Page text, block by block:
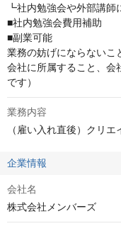
┗社内勉強会や外部講師
■社内勉強会費用補助
■副業可能
業務の妨げにならないこ
会社に所属すること、会
です）
業務内容
（雇い入れ直後）クリ
企業情報
会社名
株式会社メンバーズ